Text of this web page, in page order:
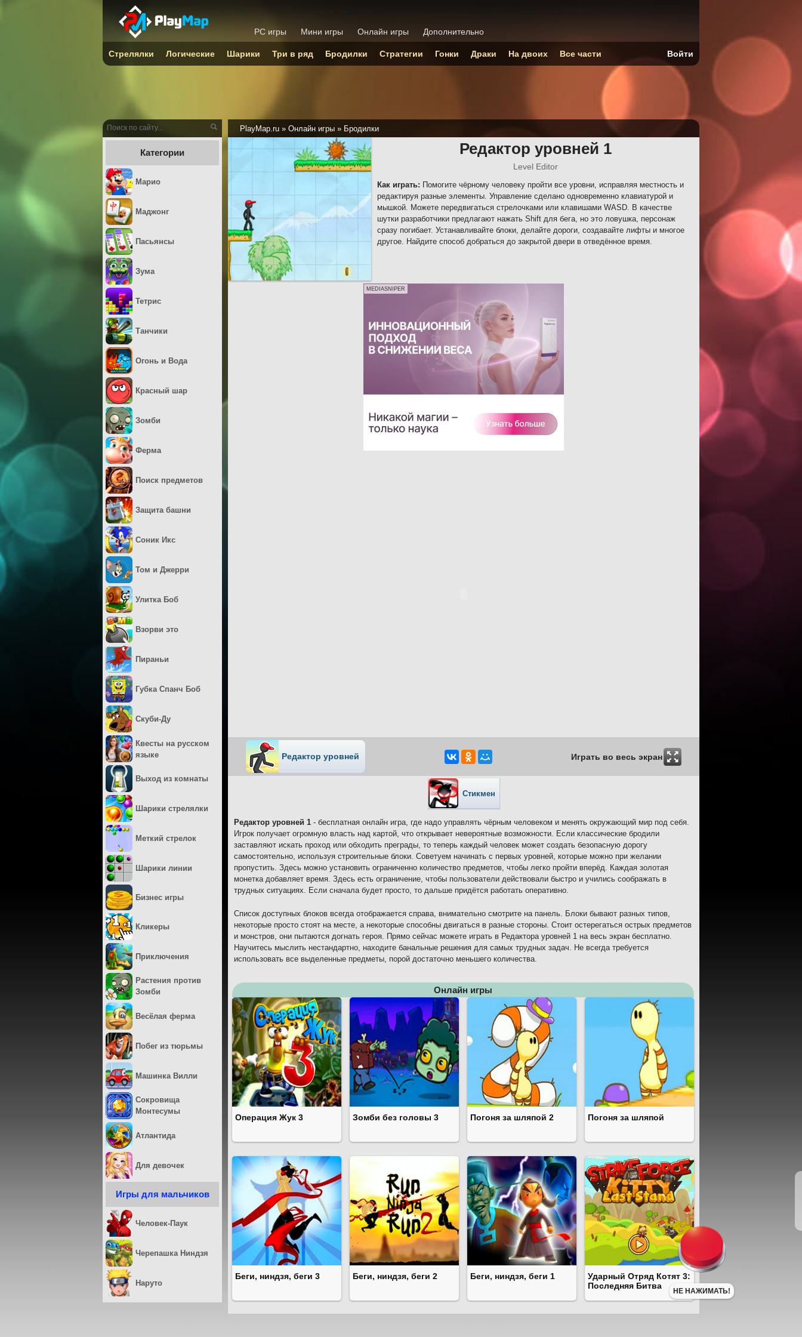
PlayMap.ru » Онлайн игры » Бродилки
Редактор уровней 1
Level Editor
Как играть: Помогите чёрному человеку пройти все уровни, исправляя местность и
редактируя разные элементы. Управление сделано одновременно клавиатурой и
мышкой. Можете передвигаться стрелочками или клавишами WASD. В качестве
шутки разработчики предлагают нажать Shift для бега, но это ловушка, персонаж
сразу погибает. Устанавливайте блоки, делайте дороги, создавайте лифты и многое
другое. Найдите способ добраться до закрытой двери в отведённое время.
MEDIASNIPER
Редактор уровней Играть во весь экран
Стикмен
Редактор уровней 1 - бесплатная онлайн игра, где надо управлять чёрным человеком и менять окружающий мир под себя.
Игрок получает огромную власть над картой, что открывает невероятные возможности. Если классические бродили
заставляют искать проход или обходить преграды, то теперь каждый человек может создать безопасную дорогу
самостоятельно, используя строительные блоки. Советуем начинать с первых уровней, которые можно при желании
пропустить. Здесь можно установить ограниченно количество предметов, чтобы легко пройти вперёд. Каждая золотая
монетка добавляет время. Здесь есть ограничение, чтобы пользователи действовали быстро и учились соображать в
трудных ситуациях. Если сначала будет просто, то дальше придётся работать оперативно.
Список доступных блоков всегда отображается справа, внимательно смотрите на панель. Блоки бывают разных типов,
некоторые просто стоят на месте, а некоторые способны двигаться в разные стороны. Стоит остерегаться острых предметов
и монстров, они пытаются догнать героя. Прямо сейчас можете играть в Редактора уровней 1 на весь экран бесплатно.
Научитесь мыслить нестандартно, находите банальные решения для самых трудных задач. Не всегда требуется
использовать все выделенные предметы, порой достаточно меньшего количества.
Онлайн игры
Операция Жук 3 Зомби без головы 3 Погоня за шляпой 2 Погоня за шляпой
Беги, ниндзя, беги 3 Беги, ниндзя, беги 2 Беги, ниндзя, беги 1
Ударный Отряд Котят 3:
Последняя Битва
Категории
Марио
Маджонг
Пасьянсы
Зума
Тетрис
Танчики
Огонь и Вода
Красный шар
Зомби
Ферма
Поиск предметов
Защита башни
Соник Икс
Том и Джерри
Улитка Боб
Взорви это
Пираньи
Губка Спанч Боб
Скуби-Ду
Квесты на русском
языке
Выход из комнаты
Шарики стрелялки
Меткий стрелок
Шарики линии
Бизнес игры
Кликеры
Приключения
Растения против
Зомби
Весёлая ферма
Побег из тюрьмы
Машинка Вилли
Сокровища
Монтесумы
Атлантида
Для девочек
Игры для мальчиков
Человек-Паук
Черепашка Ниндзя
Наруто
PC игры Мини игры Онлайн игры Дополнительно
Стрелялки Логические Шарики Три в ряд Бродилки Стратегии Гонки Драки На двоих Все части Войти
НЕ НАЖИМАТЬ!